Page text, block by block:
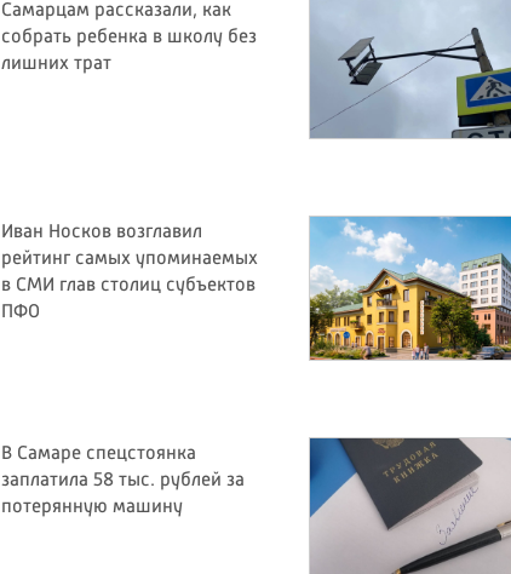
Самарцам рассказали, как
собрать ребенка в школу без
лишних трат
Иван Носков возглавил
рейтинг самых упоминаемых
в СМИ глав столиц субъектов
ПФО
В Самаре спецстоянка
заплатила 58 тыс. рублей за
потерянную машину